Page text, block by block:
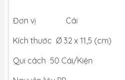
Đơn vị Cái
Kích thước Ø 32 x 11,5 (cm)
Qui cách 50 Cái/Kiện